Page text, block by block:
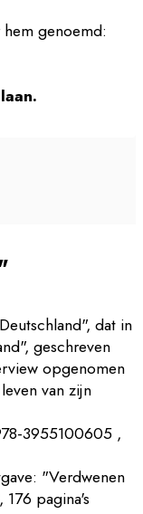
genoemd:
dat in
geschreven
opgenomen
van zijn
3955100605 ,
"Verdwenen
pagina's